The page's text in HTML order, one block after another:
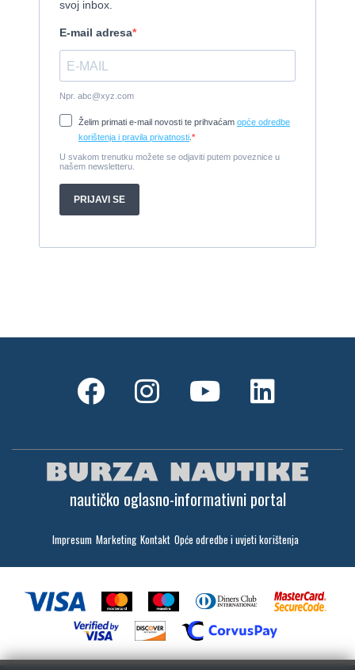
nautičko oglasno-informativni portal
Impresum Marketing Kontakt Opće odredbe i uvjeti korištenja